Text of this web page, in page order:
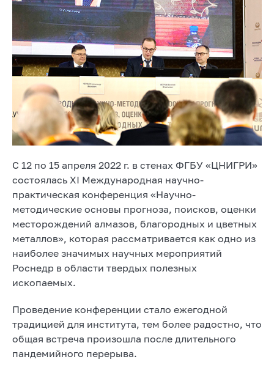
С 12 по 15 апреля 2022 г. в стенах ФГБУ «ЦНИГРИ»
состоялась XI Международная научно-
практическая конференция «Научно-
методические основы прогноза, поисков, оценки
месторождений алмазов, благородных и цветных
металлов», которая рассматривается как одно из
наиболее значимых научных мероприятий
Роснедр в области твердых полезных
ископаемых.
Проведение конференции стало ежегодной
традицией для института, тем более радостно, что
общая встреча произошла после длительного
пандемийного перерыва.